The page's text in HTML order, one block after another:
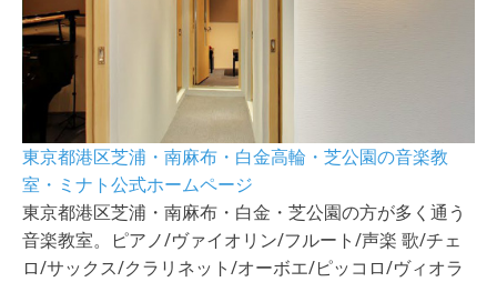
東京都港区芝浦・南麻布・白金高輪・芝公園の音楽教
室・ミナト公式ホームページ
東京都港区芝浦・南麻布・白金・芝公園の方が多く通う
音楽教室。ピアノ/ヴァイオリン/フルート/声楽 歌/チェ
ロ/サックス/クラリネット/オーボエ/ピッコロ/ヴィオラ